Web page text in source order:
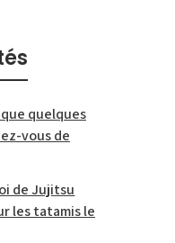
que quelques
vous de
de Jujitsu
les tatamis le